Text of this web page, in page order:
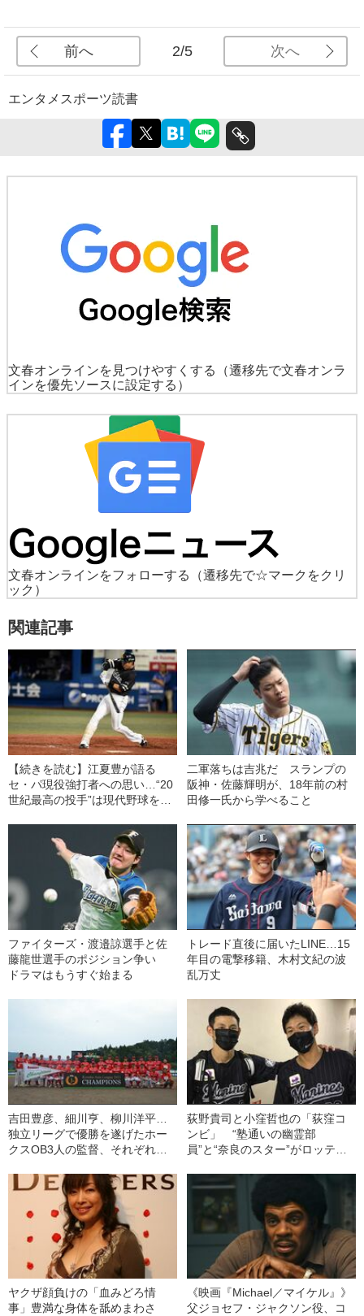
前へ 2/5 次へ
エンタメ スポーツ読書
文春オンラインを見つけやすくする
（遷移先で文春オンラ
インを優先ソースに設定する）
文春オンラインをフォローする
（遷移先で☆マークをクリ
ック）
関連記事
【続きを読む】江夏豊が語る
セ・パ現役強打者への思い…“20
世紀最高の投手”は現代野球をど
二軍落ちは吉兆だ スランプの
阪神・佐藤輝明が、18年前の村
田修一氏から学べること
ファイターズ・渡邉諒選手と佐
藤龍世選手のポジション争い
ドラマはもうすぐ始まる
トレード直後に届いたLINE…15
年目の電撃移籍、木村文紀の波
乱万丈
吉田豊彦、細川亨、柳川洋平…
独立リーグで優勝を遂げたホー
クスOB3人の監督、それぞれの
荻野貴司と小窪哲也の「荻窪コ
ンビ」 “塾通いの幽霊部
員”と“奈良のスター”がロッテで
ヤクザ顔負けの「血みどろ情
事」豊満な身体を舐めまわさ
《映画『Michael／マイケル』》
父ジョセフ・ジャクソン役、コ